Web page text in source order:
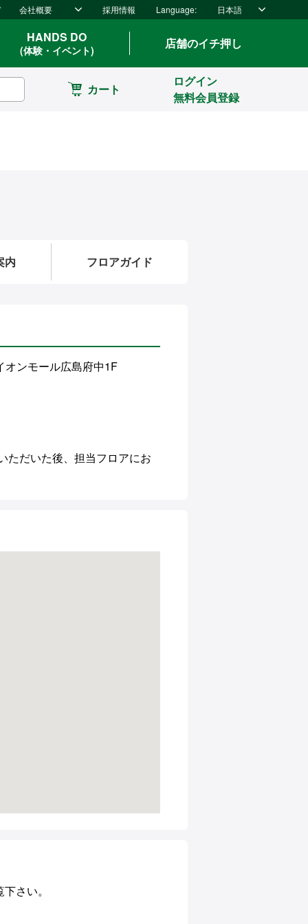
会社概要 採用情報 Language: 日本語
HANDS DO
(体験・イベント) 店舗のイチ押し
カート
ログイン
無料会員登録
内 フロアガイド
オンモール広島府中1F
ただいた後、担当フロアにお
さい。